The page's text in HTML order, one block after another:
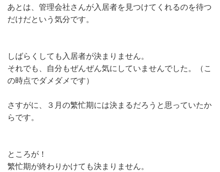
あとは、管理会社さんが入居者を見つけてくれるのを待つ
だけだという気分です。
しばらくしても入居者が決まりません。
それでも、自分もぜんぜん気にしていませんでした。（こ
の時点でダメダメです）
さすがに、３月の繁忙期には決まるだろうと思っていたか
らです。
ところが！
繁忙期が終わりかけても決まりません。